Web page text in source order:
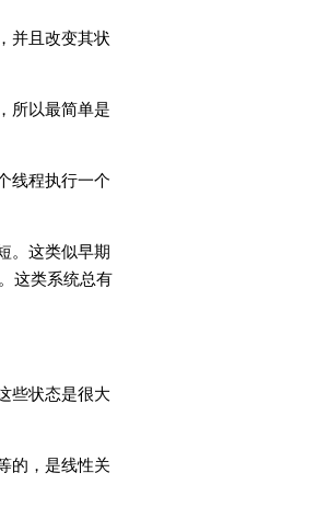
并且改变其状
所以最简单是
线程执行一个
。这类似早期
这类系统总有
些状态是很大
的，是线性关